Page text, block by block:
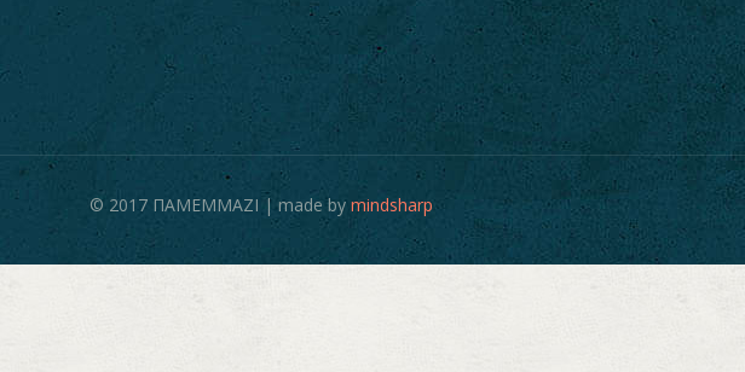
© 2017 ΠΑΜΕΜΜΑΖΙ | made by mindsharp